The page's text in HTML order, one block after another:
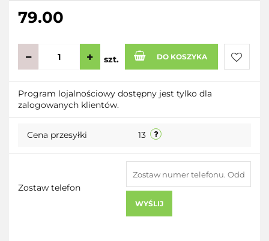
79.00
szt. DO KOSZYKA
Do
Program lojalnościowy dostępny jest tylko dla
zalogowanych klientów.
Cena przesyłki 13
Zostaw telefon
WYŚLIJ